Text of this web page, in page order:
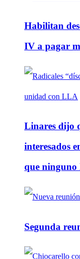
Habilitan
IV a pagar
Linares dijo
interesados
que ninguno
Segunda